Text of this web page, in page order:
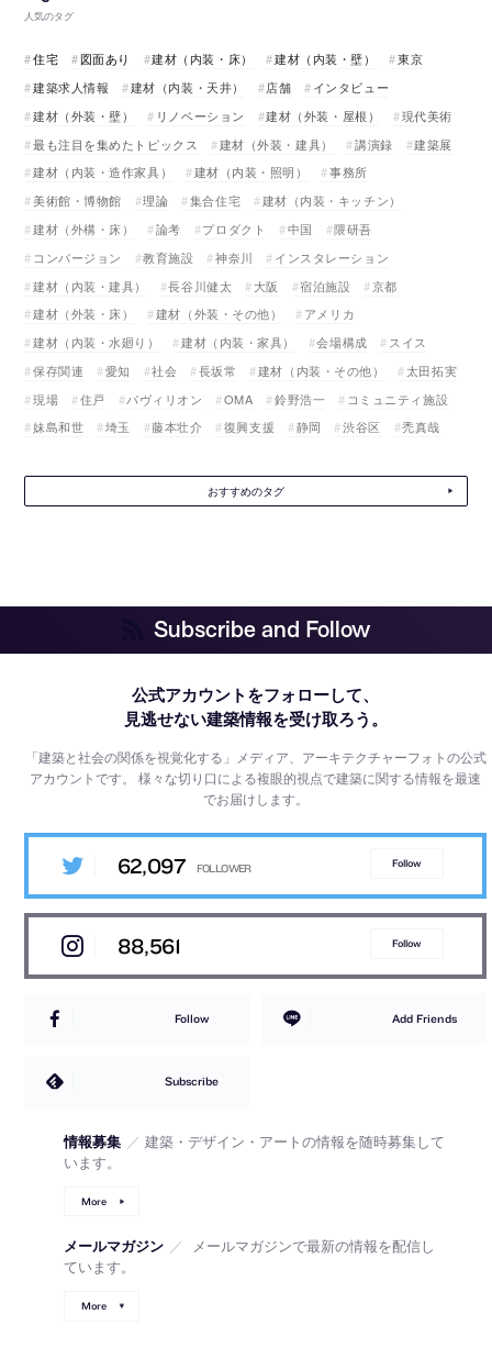
人気のタグ
住宅 図面あり 建材（内装・床） 建材（内装・壁）
東京
建築求人情報
建材（内装・天井） 店舗
インタビュー
建材（外装・壁）
リノベーション 建材（外装・屋根）
現代美術
最も注目を集めたトピックス
建材（外装・建具） 講演録
建築展
建材（内装・造作家具）
建材（内装・照明）
事務所
美術館・博物館
理論 集合住宅
建材（内装・キッチン）
建材（外構・床）
論考 プロダクト 中国
隈研吾
コンバージョン
教育施設 神奈川
インスタレーション
建材（内装・建具）
長谷川健太 大阪 宿泊施設
京都
建材（外装・床）
建材（外装・その他）
アメリカ
建材（内装・水廻り）
建材（内装・家具） 会場構成
スイス
保存関連
愛知 社会 長坂常 建材（内装・その他）
太田拓実
現場
住戸 パヴィリオン OMA 鈴野浩一
コミュニティ施設
妹島和世
埼玉 藤本壮介 復興支援 静岡 渋谷区 禿真哉
おすすめのタグ
Subscribe and Follow
公式アカウントをフォローして、
見逃せない建築情報を受け取ろう。
「建築と社会の関係を視覚化する」メディア、アーキテクチャーフォトの公式
アカウントです。様々な切り口による複眼的視点で建築に関する情報を最速
でお届けします。
62,097 Follow
88,561 Follow
Follow Add Friends
Subscribe
情報募集 ／ 建築・デザイン・アートの情報を随時募集して
います。
More
メールマガジン ／
メールマガジンで最新の情報を配信し
ています。
More